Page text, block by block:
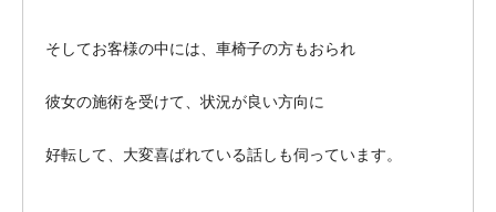
そしてお客様の中には、車椅子の方もおられ
彼女の施術を受けて、状況が良い方向に
好転して、大変喜ばれている話しも伺っています。